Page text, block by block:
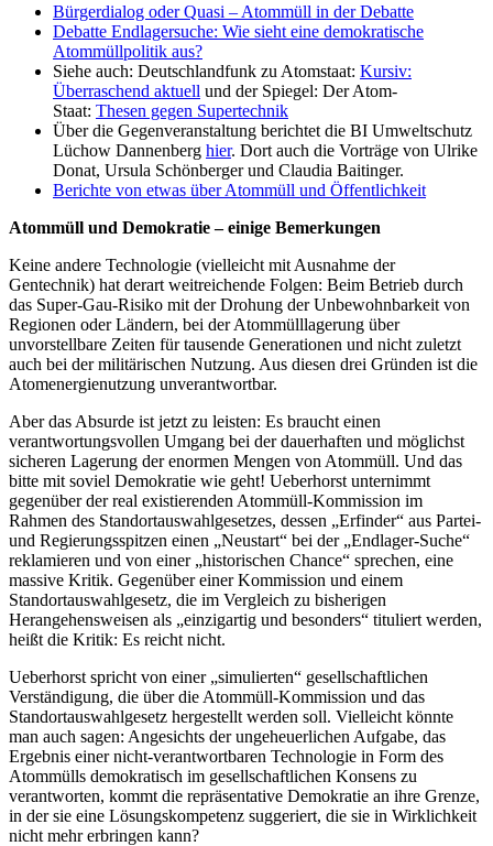
Bürgerdialog oder Quasi – Atommüll in der Debatte
Debatte Endlagersuche: Wie sieht eine demokratische
Atommüllpolitik aus?
Siehe auch: Deutschlandfunk zu Atomstaat: Kursiv:
Überraschend aktuell und der Spiegel: Der Atom-
Staat: Thesen gegen Supertechnik
Über die Gegenveranstaltung berichtet die BI Umweltschutz
Lüchow Dannenberg hier. Dort auch die Vorträge von Ulrike
Donat, Ursula Schönberger und Claudia Baitinger.
Berichte von etwas über Atommüll und Öffentlichkeit
Atommüll und Demokratie – einige Bemerkungen
Keine andere Technologie (vielleicht mit Ausnahme der
Gentechnik) hat derart weitreichende Folgen: Beim Betrieb durch
das Super-Gau-Risiko mit der Drohung der Unbewohnbarkeit von
Regionen oder Ländern, bei der Atommülllagerung über
unvorstellbare Zeiten für tausende Generationen und nicht zuletzt
auch bei der militärischen Nutzung. Aus diesen drei Gründen ist die
Atomenergienutzung unverantwortbar.
Aber das Absurde ist jetzt zu leisten: Es braucht einen
verantwortungsvollen Umgang bei der dauerhaften und möglichst
sicheren Lagerung der enormen Mengen von Atommüll. Und das
bitte mit soviel Demokratie wie geht! Ueberhorst unternimmt
gegenüber der real existierenden Atommüll-Kommission im
Rahmen des Standortauswahlgesetzes, dessen „Erfinder“ aus Partei-
und Regierungsspitzen einen „Neustart“ bei der „Endlager-Suche“
reklamieren und von einer „historischen Chance“ sprechen, eine
massive Kritik. Gegenüber einer Kommission und einem
Standortauswahlgesetz, die im Vergleich zu bisherigen
Herangehensweisen als „einzigartig und besonders“ tituliert werden,
heißt die Kritik: Es reicht nicht.
Ueberhorst spricht von einer „simulierten“ gesellschaftlichen
Verständigung, die über die Atommüll-Kommission und das
Standortauswahlgesetz hergestellt werden soll. Vielleicht könnte
man auch sagen: Angesichts der ungeheuerlichen Aufgabe, das
Ergebnis einer nicht-verantwortbaren Technologie in Form des
Atommülls demokratisch im gesellschaftlichen Konsens zu
verantworten, kommt die repräsentative Demokratie an ihre Grenze,
in der sie eine Lösungskompetenz suggeriert, die sie in Wirklichkeit
nicht mehr erbringen kann?